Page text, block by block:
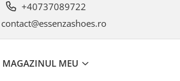
+40737089722
contact@essenzashoes.ro
MAGAZINUL MEU